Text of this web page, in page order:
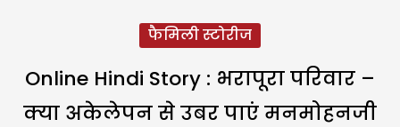
फैमिली स्टोरीज
Online Hindi Story : भरापूरा परिवार –
क्या अकेलेपन से उबर पाएं मनमोहनजी